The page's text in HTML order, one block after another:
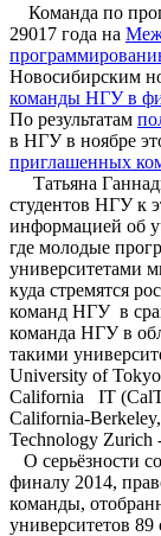
Команда по
29017 года на
Новосибирским
команды НГУ в
По результатам
в НГУ в ноябре
приглашенных
Татьяна
студентов НГУ к
информацией об
где молодые
университетами
куда стремятся
команд НГУ в
команда НГУ в
такими
University of
California IT
California-
Technology Zurich
О серьёзности
финалу 2014,
команды,
университетов